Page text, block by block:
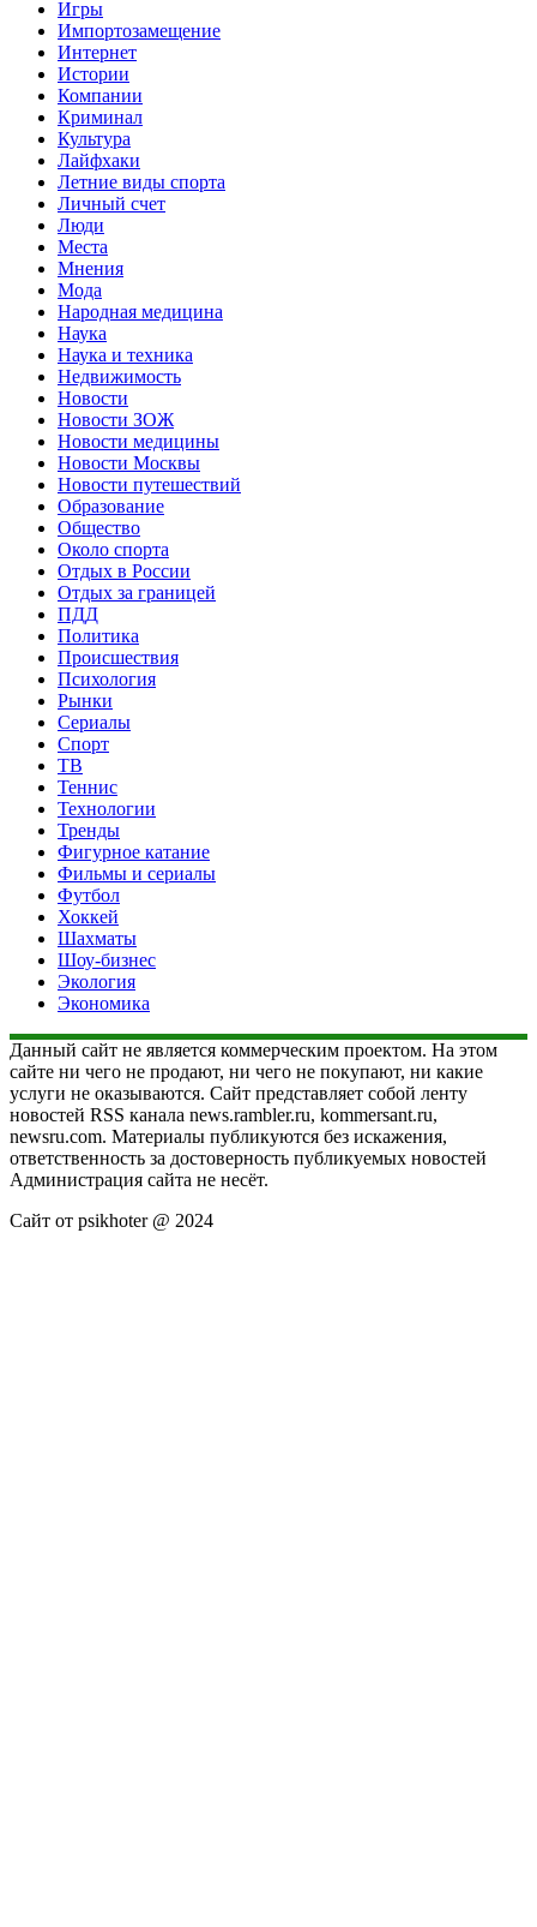
Игры
Импортозамещение
Интернет
Истории
Компании
Криминал
Культура
Лайфхаки
Летние виды спорта
Личный счет
Люди
Места
Мнения
Мода
Народная медицина
Наука
Наука и техника
Недвижимость
Новости
Новости ЗОЖ
Новости медицины
Новости Москвы
Новости путешествий
Образование
Общество
Около спорта
Отдых в России
Отдых за границей
ПДД
Политика
Происшествия
Психология
Рынки
Сериалы
Спорт
ТВ
Теннис
Технологии
Тренды
Фигурное катание
Фильмы и сериалы
Футбол
Хоккей
Шахматы
Шоу-бизнес
Экология
Экономика
Данный сайт не является коммерческим проектом. На этом
сайте ни чего не продают, ни чего не покупают, ни какие
услуги не оказываются. Сайт представляет собой ленту
новостей RSS канала news.rambler.ru, kommersant.ru,
newsru.com. Материалы публикуются без искажения,
ответственность за достоверность публикуемых новостей
Администрация сайта не несёт.
Сайт от psikhoter @ 2024